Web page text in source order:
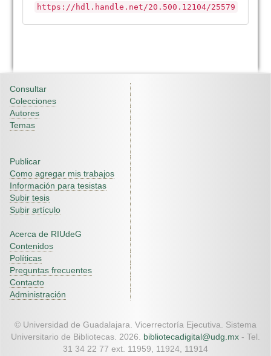
https://hdl.handle.net/20.500.12104/25579
Consultar
Colecciones
Autores
Temas
Publicar
Como agregar mis trabajos
Información para tesistas
Subir tesis
Subir artículo
Acerca de RIUdeG
Contenidos
Políticas
Preguntas frecuentes
Contacto
Administración
© Universidad de Guadalajara. Vicerrectoría Ejecutiva. Sistema
Universitario de Bibliotecas. 2026. bibliotecadigital@udg.mx - Tel.
31 34 22 77 ext. 11959, 11924, 11914